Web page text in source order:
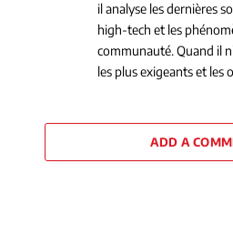
il analyse les dernières
high-tech et les
communauté. Quand il
les plus exigeants et
ADD A